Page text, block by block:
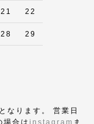
21 22
28 29
なります。 営業日
場合は instagram ま